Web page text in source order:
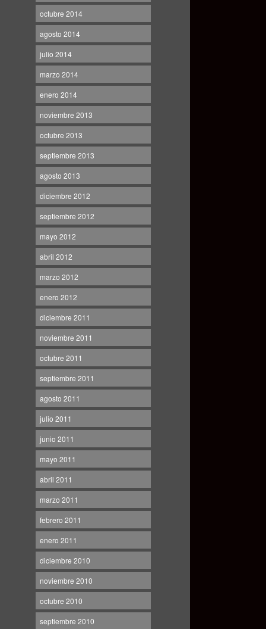
octubre 2014
agosto 2014
julio 2014
marzo 2014
enero 2014
noviembre 2013
octubre 2013
septiembre 2013
agosto 2013
diciembre 2012
septiembre 2012
mayo 2012
abril 2012
marzo 2012
enero 2012
diciembre 2011
noviembre 2011
octubre 2011
septiembre 2011
agosto 2011
julio 2011
junio 2011
mayo 2011
abril 2011
marzo 2011
febrero 2011
enero 2011
diciembre 2010
noviembre 2010
octubre 2010
septiembre 2010